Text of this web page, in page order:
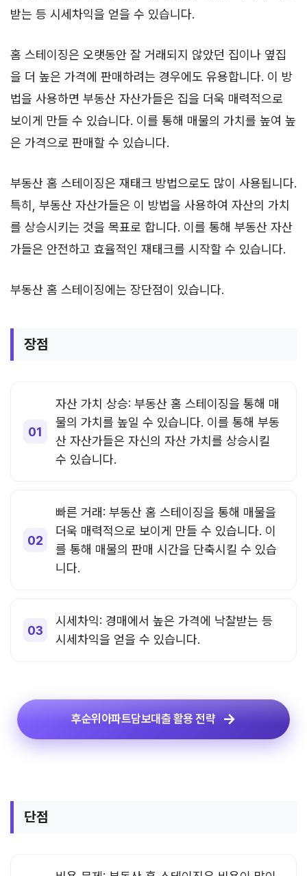
받는 등 시세차익을 얻을 수 있습니다.
홈 스테이징은 오랫동안 잘 거래되지 않았던 집이나 옆집
을 더 높은 가격에 판매하려는 경우에도 유용합니다. 이 방
법을 사용하면 부동산 자산가들은 집을 더욱 매력적으로
보이게 만들 수 있습니다. 이를 통해 매물의 가치를 높여 높
은 가격으로 판매할 수 있습니다.
부동산 홈 스테이징은 재태크 방법으로도 많이 사용됩니다.
특히, 부동산 자산가들은 이 방법을 사용하여 자산의 가치
를 상승시키는 것을 목표로 합니다. 이를 통해 부동산 자산
가들은 안전하고 효율적인 재태크를 시작할 수 있습니다.
부동산 홈 스테이징에는 장단점이 있습니다.
장점
자산 가치 상승: 부동산 홈 스테이징을 통해 매
물의 가치를 높일 수 있습니다. 이를 통해 부동
산 자산가들은 자신의 자산 가치를 상승시킬
수 있습니다.
빠른 거래: 부동산 홈 스테이징을 통해 매물을
더욱 매력적으로 보이게 만들 수 있습니다. 이
를 통해 매물의 판매 시간을 단축시킬 수 있습
니다.
시세차익: 경매에서 높은 가격에 낙찰받는 등
시세차익을 얻을 수 있습니다.
후순위아파트담보대출 활용 전략
단점